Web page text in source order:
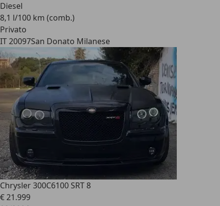
Diesel
8,1 l/100 km (comb.)
Privato
IT 20097San Donato Milanese
Chrysler 300C6100 SRT 8
€ 21.999